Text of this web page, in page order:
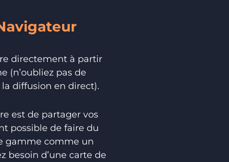
directement à partir
(n’oubliez pas de
diffusion en direct).
est de partager vos
possible de faire du
gamme comme un
besoin d’une carte de